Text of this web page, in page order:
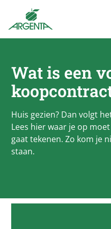
Ga naar de
hoofdinhoud
Wat is een
Huis gezien? Dan volgt
Lees hier waar je op
gaat tekenen. Zo kom je
staan.